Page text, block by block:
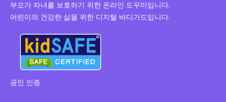
부모가 자녀를 보호하기 위한 온라인 도우미입니다.
어린이의 건강한 삶을 위한 디지털 바디가드입니다.
공인 인증